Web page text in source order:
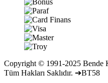
Copyright © 1991-2025 Bende
Tüm Hakları Saklıdır. ➔BT58